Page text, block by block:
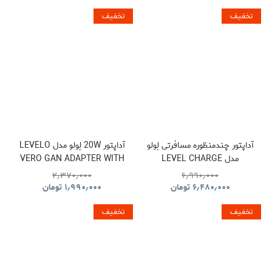
تخفیف
آداپتور چندمنظوره مسافرتی لِولو
مدل LEVEL CHARGE
TOWER GAN TRAVEL
ADAPTER
۶٫۹۹۰٫۰۰۰
۶٫۴۸۰٫۰۰۰تومان
تخفیف
آداپتور 20W لِولو مدل LEVELO
VERO GAN ADAPTER WITH
SINGLE TYPE-C PORT
۲٫۳۷۰٫۰۰۰
۱٫۹۹۰٫۰۰۰ تومان
تخفیف تخفیف